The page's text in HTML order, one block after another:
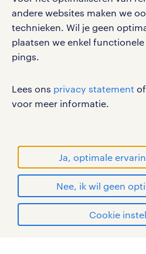
andere websites maken we
technieken. Wil je geen
plaatsen we enkel
pings.
Lees ons privacy statement
voor meer informatie.
Ja, optimale
Nee, ik wil geen
Cookie
werken bij randstad
gebruikersvoorwaarden
privacystatement
cookies
handelsmerken van
© Randstad 2026